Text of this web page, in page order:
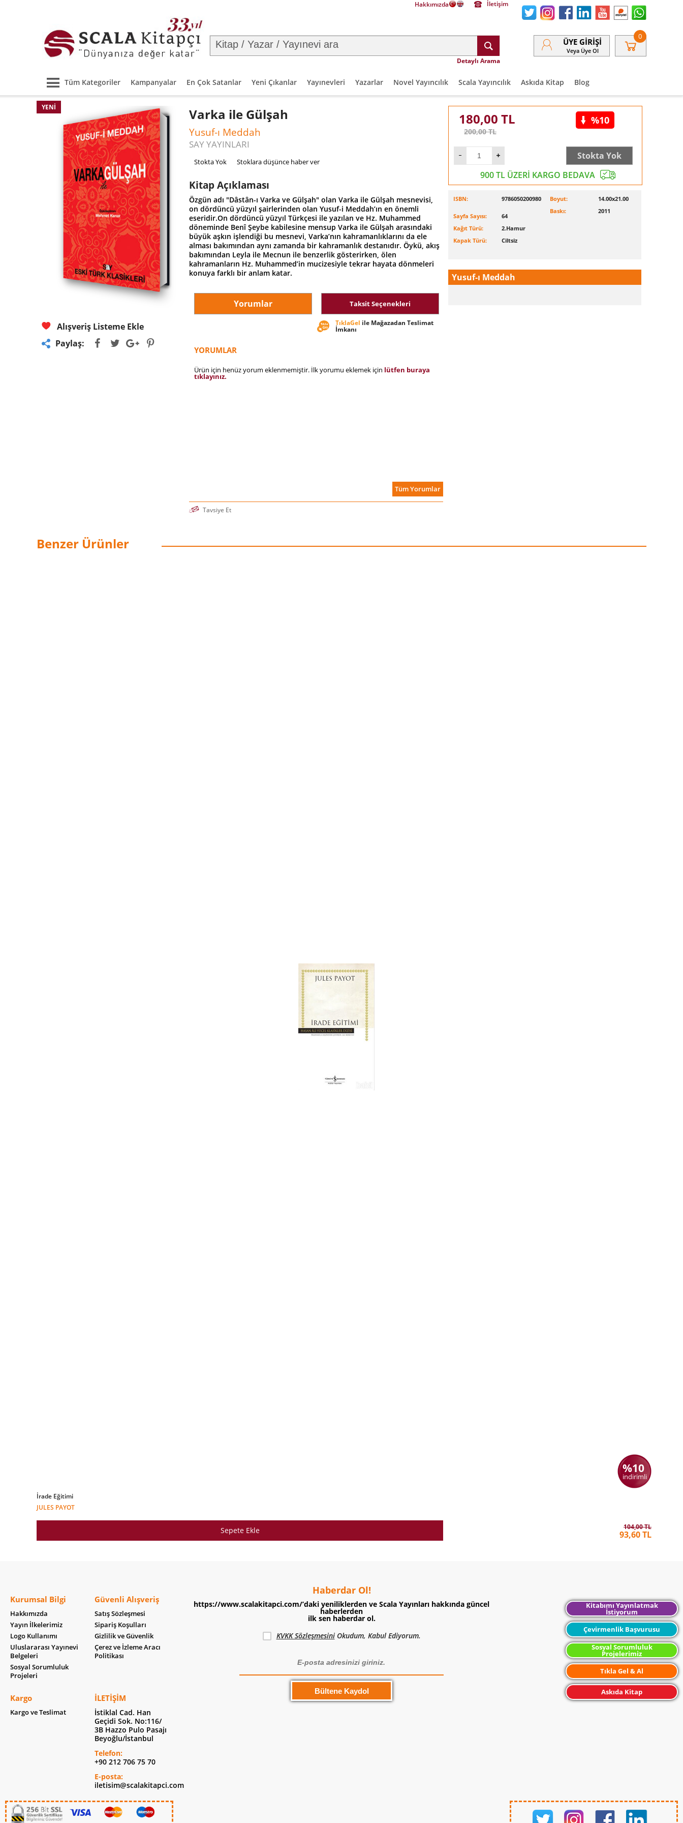
Hakkımızda İletişim
Detaylı Arama
ÜYE GIRIŞI
Veya Üye Ol
0
Tüm Kategoriler Kampanyalar En Çok Satanlar Yeni Çıkanlar Yayınevleri Yazarlar Novel Yayıncılık Scala Yayıncılık Askıda Kitap Blog
YENI
Alışveriş Listeme Ekle
Paylaş:
Varka ile Gülşah
Yusuf-ı Meddah
SAY YAYINLARI
Stokta Yok Stoklara düşünce haber ver
Kitap Açıklaması
Özgün adı "Dâstân-ı Varka ve Gülşah" olan Varka ile Gülşah mesnevisi,
on dördüncü yüzyıl şairlerinden olan Yusuf-i Meddah’ın en önemli
eseridir.On dördüncü yüzyıl Türkçesi ile yazılan ve Hz. Muhammed
döneminde Benî Şeybe kabilesine mensup Varka ile Gülşah arasındaki
büyük aşkın işlendiği bu mesnevi, Varka’nın kahramanlıklarını da ele
alması bakımından aynı zamanda bir kahramanlık destanıdır. Öykü, akış
bakımından Leyla ile Mecnun ile benzerlik gösterirken, ölen
kahramanların Hz. Muhammed’in mucizesiyle tekrar hayata dönmeleri
konuya farklı bir anlam katar.
Yorumlar Taksit Seçenekleri
TıklaGel ile Mağazadan Teslimat
İmkanı
YORUMLAR
Ürün için henüz yorum eklenmemiştir. İlk yorumu eklemek için lütfen buraya
tıklayınız.
Tüm Yorumlar
Tavsiye Et
180,00 TL
200,00TL
%10
Stokta Yok
900 TL ÜZERİ KARGO BEDAVA
ISBN: 9786050200980
Sayfa Sayısı:
64
Kağıt Türü:
2.Hamur
Kapak Türü:
Ciltsiz
Boyut:
14.00x21.00
Baskı:
2011
Yusuf-ı Meddah
Benzer Ürünler
%10
indirimli
İrade Eğitimi
JULES PAYOT
Sepete Ekle 104,00 TL
93,60 TL
Kurumsal Bilgi
Hakkımızda
Yayın İlkelerimiz
Logo Kullanımı
Uluslararası Yayınevi
Belgeleri
Sosyal Sorumluluk
Projeleri
Güvenli Alışveriş
Satış Sözleşmesi
Sipariş Koşulları
Gizlilik ve Güvenlik
Çerez ve İzleme Aracı
Politikası
Kargo
Kargo ve Teslimat
İLETIŞIM
İstiklal Cad. Han
Geçidi Sok. No:116/
3B Hazzo Pulo Pasajı
Beyoğlu/İstanbul
Telefon:
+90 212 706 75 70
E-posta:
iletisim@scalakitapci.com
Haberdar Ol!
https://www.scalakitapci.com/’daki yeniliklerden ve Scala Yayınları hakkında güncel
haberlerden
ilk sen haberdar ol.
KVKK SözleşmesiniOkudum, Kabul Ediyorum.
Kitabımı Yayınlatmak
İstiyorum
Çevirmenlik Başvurusu
Sosyal Sorumluluk
Projelerimiz
Tıkla Gel & Al
Askıda Kitap